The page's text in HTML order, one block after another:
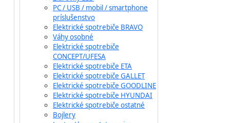
PC / USB / mobil / smartphone
príslušenstvo
Elektrické spotrebiče BRAVO
Váhy osobné
Elektrické spotrebiče
CONCEPT/UFESA
Elektrické spotrebiče ETA
Elektrické spotrebiče GALLET
Elektrické spotrebiče GOODLINE
Elektrické spotrebiče HYUNDAI
Elektrické spotrebiče ostatné
Bojlery